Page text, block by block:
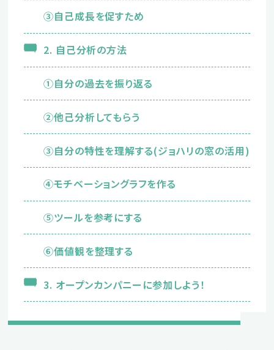
2027年版はこちら
2028年版はこちら
中途の方
エントリーはこちら
エントリーフォーム
③自己成長を促すため
2. 自己分析の方法
①自分の過去を振り返る
②他己分析してもらう
③自分の特性を理解する(ジョハリの窓の活用)
④モチベーショングラフを作る
⑤ツールを参考にする
⑥価値観を整理する
3. オープンカンパニーに参加しよう！